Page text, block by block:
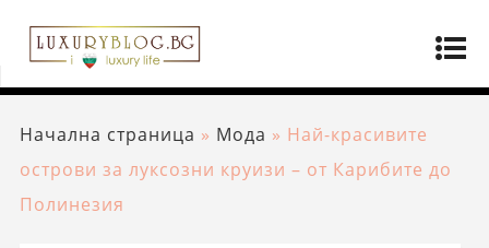
Начална страница » Мода » Най-красивите
острови за луксозни круизи – от Карибите до
Полинезия